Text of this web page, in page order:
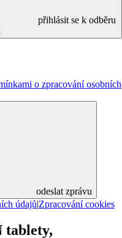
přihlásit se k odběru
o zpracování osobních
odeslat zprávu
údajů|Zpracování cookies